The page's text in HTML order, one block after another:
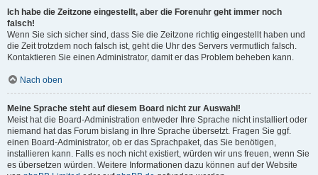
Ich habe die Zeitzone eingestellt, aber die Forenuhr geht immer noch
falsch!
Wenn Sie sich sicher sind, dass Sie die Zeitzone richtig eingestellt haben und
die Zeit trotzdem noch falsch ist, geht die Uhr des Servers vermutlich falsch.
Kontaktieren Sie einen Administrator, damit er das Problem beheben kann.
Nach oben
Meine Sprache steht auf diesem Board nicht zur Auswahl!
Meist hat die Board-Administration entweder Ihre Sprache nicht installiert oder
niemand hat das Forum bislang in Ihre Sprache übersetzt. Fragen Sie ggf.
einen Board-Administrator, ob er das Sprachpaket, das Sie benötigen,
installieren kann. Falls es noch nicht existiert, würden wir uns freuen, wenn Sie
es übersetzen würden. Weitere Informationen dazu können auf der Website